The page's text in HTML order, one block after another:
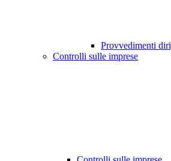
Provvedimenti
Controlli sulle imprese